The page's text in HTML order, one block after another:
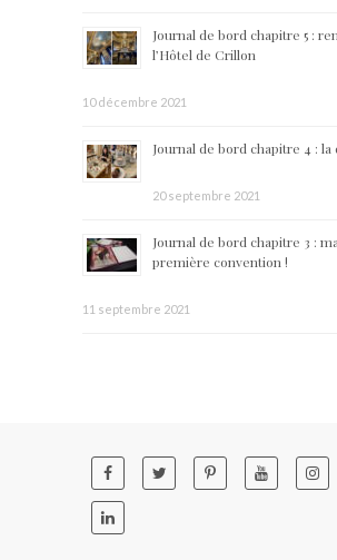
Journal de bord chapitre 5 :
l’Hôtel de Crillon
10 décembre 2021
Journal de bord chapitre 4 : la
20 septembre 2021
Journal de bord chapitre 3 :
première convention !
11 septembre 2021